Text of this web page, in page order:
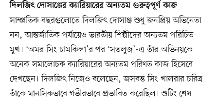
দিলজিৎ দোসাঞ্জের ক্যারিয়ারের অন্যতম গুরুত্বপূর্ণ কাজ
সাম্প্রতিক বছরগুলোতে দিলজিৎ দোসাঞ্জ শুধু জনপ্রিয় অভিনেতা
নন, আন্তর্জাতিক পর্যায়েও ভারতীয় শিল্পীদের অন্যতম পরিচিত
মুখ। ‘অমর সিং চামকিলা’র পর ‘সতলুজ’-এ তাঁর অভিনয়কে
অনেক সমালোচক ক্যারিয়ারের অন্যতম পরিণত কাজ হিসেবে
দেখছেন। দিলজিৎ নিজেও বলেছেন, জসবন্ত সিং খালরার চরিত্র
তাঁকে মানসিকভাবে গভীরভাবে প্রভাবিত করেছিল। শুটিং শেষ